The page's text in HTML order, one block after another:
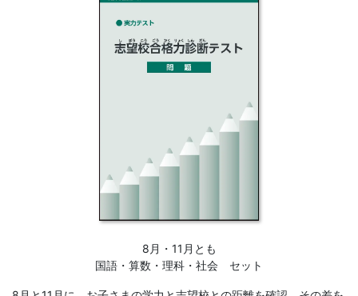
8月・11月とも
国語・算数・理科・社会 セット